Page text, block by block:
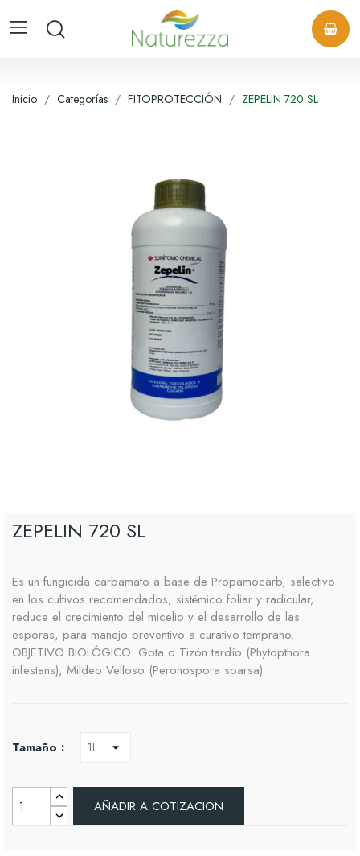
Inicio Categorías FITOPROTECCIÓN ZEPELIN 720 SL
ZEPELIN 720 SL
Es un fungicida carbamato a base de Propamocarb, selectivo
en los cultivos recomendados, sistémico foliar y radicular,
reduce el crecimiento del micelio y el desarrollo de las
esporas, para manejo preventivo a curativo temprano.
OBJETIVO BIOLÓGICO: Gota o Tizón tardío (Phytopthora
infestans), Mildeo Velloso (Peronospora sparsa)
Tamaño :
AÑADIR A COTIZACION